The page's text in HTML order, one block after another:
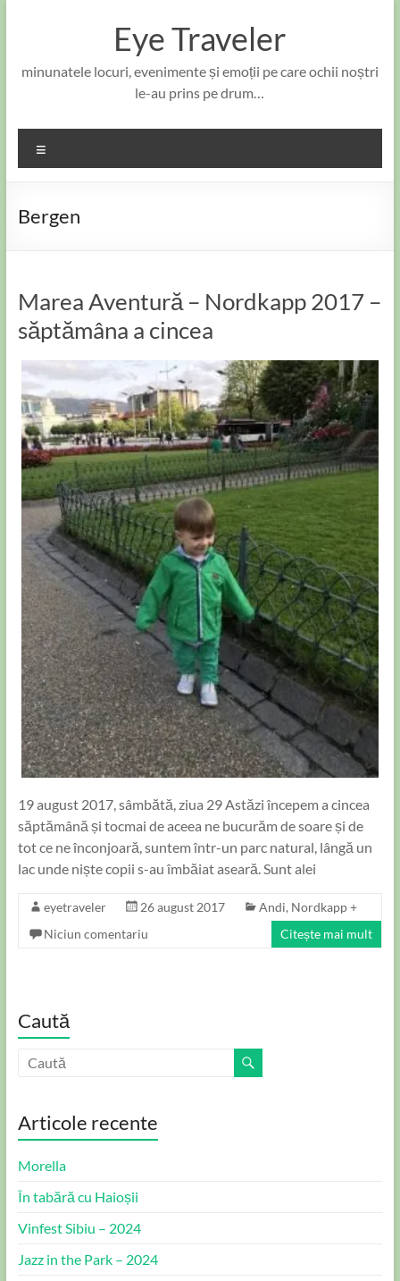
Eye Traveler
minunatele locuri, evenimente și emoții pe care ochii noștri
le-au prins pe drum…
Bergen
Marea Aventură – Nordkapp 2017 –
săptămâna a cincea
19 august 2017, sâmbătă, ziua 29 Astăzi începem a cincea
săptămână și tocmai de aceea ne bucurăm de soare și de
tot ce ne înconjoară, suntem într-un parc natural, lângă un
lac unde niște copii s-au îmbăiat aseară. Sunt alei
eyetraveler 26 august 2017 Andi, Nordkapp +
Niciun comentariu
Citește mai mult
Caută
Articole recente
Morella
În tabără cu Haioșii
Vinfest Sibiu – 2024
Jazz in the Park – 2024